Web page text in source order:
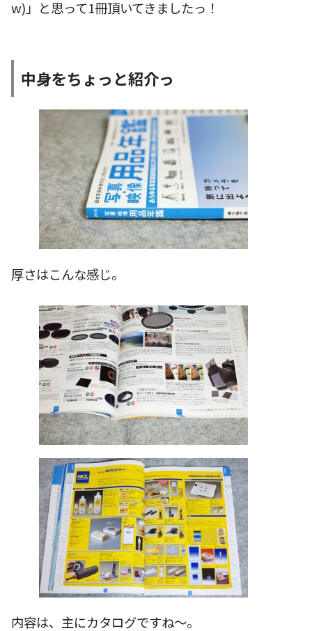
w)」と思って1冊頂いてきましたっ！
中身をちょっと紹介っ
厚さはこんな感じ。
内容は、主にカタログですね〜。